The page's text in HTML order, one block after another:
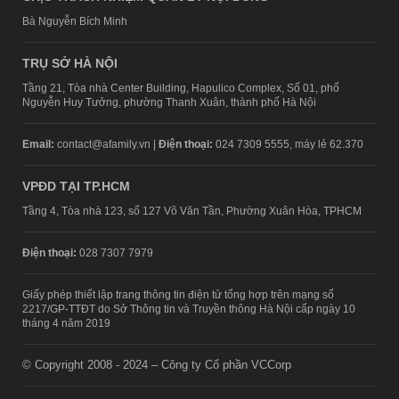
Bà Nguyễn Bích Minh
TRỤ SỞ HÀ NỘI
Tầng 21, Tòa nhà Center Building, Hapulico Complex, Số 01, phố
Nguyễn Huy Tưởng, phường Thanh Xuân, thành phố Hà Nội
Email: contact@afamily.vn | Điện thoại: 024 7309 5555, máy lẻ 62.370
VPĐD TẠI TP.HCM
Tầng 4, Tòa nhà 123, số 127 Võ Văn Tần, Phường Xuân Hòa, TPHCM
Điện thoại: 028 7307 7979
Giấy phép thiết lập trang thông tin điện tử tổng hợp trên mạng số
2217/GP-TTĐT do Sở Thông tin và Truyền thông Hà Nội cấp ngày 10
tháng 4 năm 2019
© Copyright 2008 - 2024 – Công ty Cổ phần VCCorp